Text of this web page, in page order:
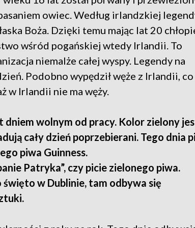
owiec. Według irlandzkiej
Boża. Dzięki temu mając lat 20
wśród pogańskiej wtedy Irlandii. To
niemalże całej wyspy. Legendy na
Podobno wypędził węże z Irlandii, co
w Irlandii nie ma węży.
wolnym od pracy. Kolor zielony
cały dzień poprzebierani. Tego dnia
piwa Guinness.
Patryka”, czy picie zielonego piwa.
w Dublinie, tam odbywa się